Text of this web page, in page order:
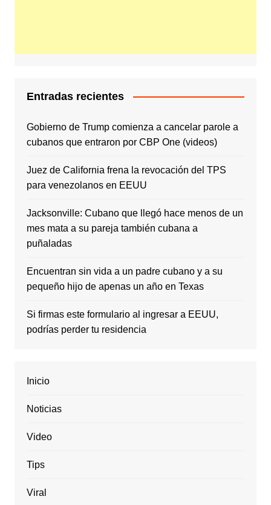
Entradas recientes
Gobierno de Trump comienza a cancelar parole a
cubanos que entraron por CBP One (videos)
Juez de California frena la revocación del TPS
para venezolanos en EEUU
Jacksonville: Cubano que llegó hace menos de un
mes mata a su pareja también cubana a
puñaladas
Encuentran sin vida a un padre cubano y a su
pequeño hijo de apenas un año en Texas
Si firmas este formulario al ingresar a EEUU,
podrías perder tu residencia
Inicio
Noticias
Video
Tips
Viral